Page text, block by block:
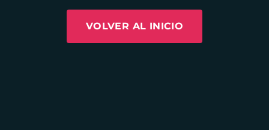
VOLVER AL INICIO